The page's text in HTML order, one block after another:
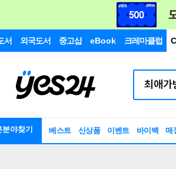
서 외국도서 중고샵 eBook 크레마클럽
분야찾기 베스트 신상품 이벤트 바이백 매